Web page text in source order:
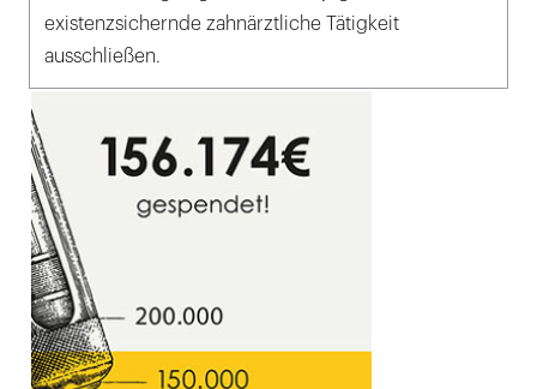
existenzsichernde zahnärztliche Tätigkeit
ausschließen.